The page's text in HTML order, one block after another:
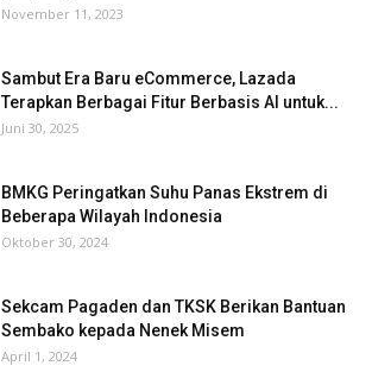
November 11, 2023
Sambut Era Baru eCommerce, Lazada
Terapkan Berbagai Fitur Berbasis AI untuk...
Juni 30, 2025
BMKG Peringatkan Suhu Panas Ekstrem di
Beberapa Wilayah Indonesia
Oktober 30, 2024
Sekcam Pagaden dan TKSK Berikan Bantuan
Sembako kepada Nenek Misem
April 1, 2024